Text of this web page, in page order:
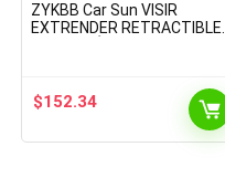
ZYKBB Car Sun VISIR
EXTRENDER RETRACTIBLE
Sum (Color : A, Size…
$152.34